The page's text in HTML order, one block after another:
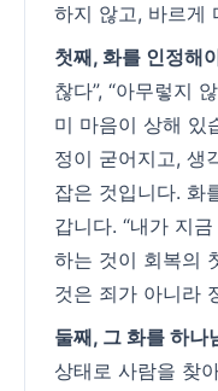
하지 않고, 바르게
첫째, 화를 인정해
찮다”, “아무렇지
미 마음이 상해 있
정이 굳어지고, 생
잡은 것입니다. 화
갑니다. “내가 지
하는 것이 회복의
것은 죄가 아니라
둘째, 그 화를 하나
상태로 사람을 찾